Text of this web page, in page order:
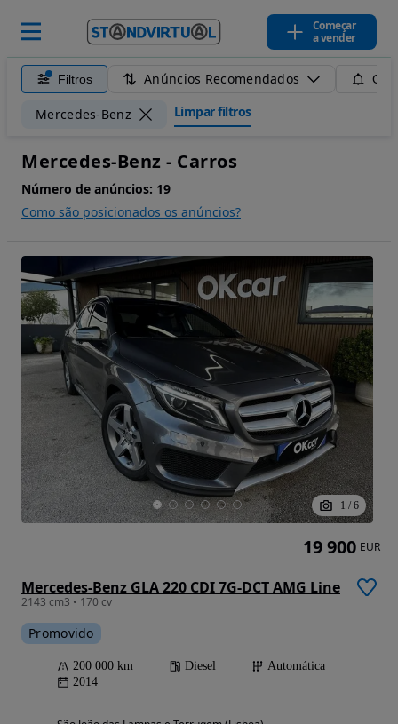
Começar
a vender
Filtros Anúncios Recomendados
Mercedes-Benz Limpar filtros
Mercedes-Benz - Carros
Número de anúncios: 19
Como são posicionados os anúncios?
1 / 6
Mercedes-Benz GLA 220 CDI 7G-DCT AMG Line
2143 cm3 • 170 cv
Promovido
200 000 km Diesel
Automática
2014
19 900 EUR